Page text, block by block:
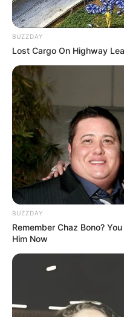
WhatsApp
X
Telegram
Copy
Kodrat BVP-2 adalah
BUZZDAY
Lost Cargo On Highway
BUZZDAY
Remember Chaz Bono?
Him Now